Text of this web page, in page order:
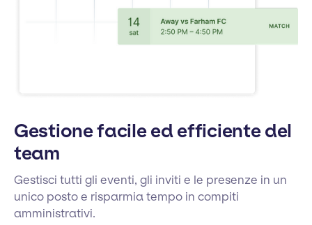
Gestione facile ed efficiente del
team
Gestisci tutti gli eventi, gli inviti e le presenze in un
unico posto e risparmia tempo in compiti
amministrativi.